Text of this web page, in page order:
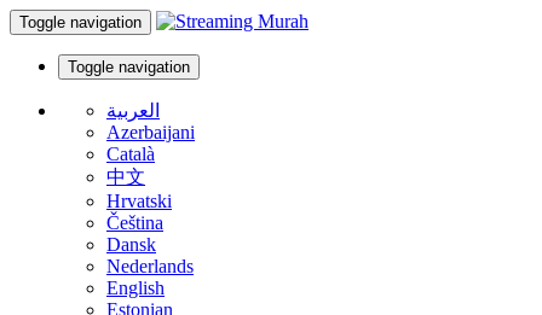
Toggle navigation
Toggle navigation
العربية
Azerbaijani
Català
中文
Hrvatski
Čeština
Dansk
Nederlands
English
Estonian